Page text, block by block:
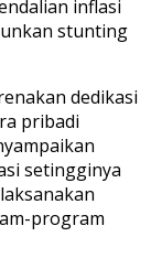
inflasi
stunting
dedikasi
pribadi
setingginya
program